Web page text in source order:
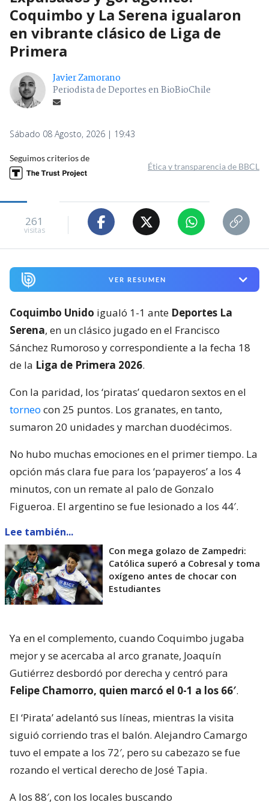
Coquimbo y La Serena igualaron
en vibrante clásico de Liga de
Primera
Javier Zamorano
Periodista de Deportes en BioBioChile
Sábado 08 Agosto, 2026 | 19:43
Seguimos criterios de
Ética y transparencia de BBCL
261
visitas
VER RESUMEN
Coquimbo Unido igualó 1-1 ante Deportes La
Serena, en un clásico jugado en el Francisco
Sánchez Rumoroso y correspondiente a la fecha 18
de la Liga de Primera 2026.
Con la paridad, los ‘piratas’ quedaron sextos en el
torneo con 25 puntos. Los granates, en tanto,
sumaron 20 unidades y marchan duodécimos.
No hubo muchas emociones en el primer tiempo. La
opción más clara fue para los ‘papayeros’ a los 4
minutos, con un remate al palo de Gonzalo
Figueroa. El argentino se fue lesionado a los 44′.
Lee también...
Con mega golazo de Zampedri:
Católica superó a Cobresal y toma
oxígeno antes de chocar con
Estudiantes
Ya en el complemento, cuando Coquimbo jugaba
mejor y se acercaba al arco granate, Joaquín
Gutiérrez desbordó por derecha y centró para
Felipe Chamorro, quien marcó el 0-1 a los 66′.
El ‘Pirata’ adelantó sus líneas, mientras la visita
siguió corriendo tras el balón. Alejandro Camargo
tuvo el empate a los 72′, pero su cabezazo se fue
rozando el vertical derecho de José Tapia.
A los 88′, con los locales buscando